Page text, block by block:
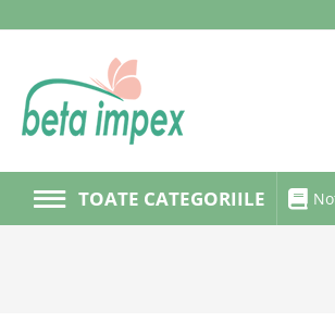
TOATE CATEGORIILE